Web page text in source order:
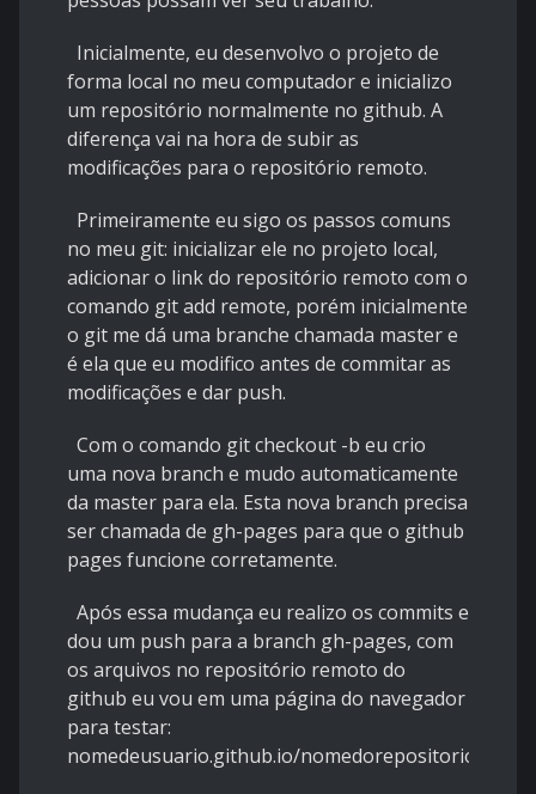
Inicialmente, eu desenvolvo o projeto de
forma local no meu computador e inicializo
um repositório normalmente no github. A
diferença vai na hora de subir as
modificações para o repositório remoto.
Primeiramente eu sigo os passos comuns
no meu git: inicializar ele no projeto local,
adicionar o link do repositório remoto com o
comando git add remote, porém inicialmente
o git me dá uma branche chamada master e
é ela que eu modifico antes de commitar as
modificações e dar push.
Com o comando git checkout -b eu crio
uma nova branch e mudo automaticamente
da master para ela. Esta nova branch precisa
ser chamada de gh-pages para que o github
pages funcione corretamente.
Após essa mudança eu realizo os commits e
dou um push para a branch gh-pages, com
os arquivos no repositório remoto do
github eu vou em uma página do navegador
para testar:
nomedeusuario.github.io/nomedorepositorio/.